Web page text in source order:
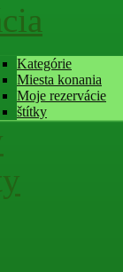
Kategórie
Miesta konania
Moje rezervácie
štítky